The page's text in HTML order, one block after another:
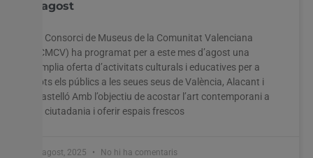
l’agost
El Consorci de Museus de la Comunitat Valenciana
(CMCV) ha programat per a este mes d’agost una
àmplia oferta d’activitats culturals i educatives per a
tots els públics a les seues seus de València, Alacant i
Castelló Amb l’objectiu de acostar l’art contemporani a
la ciutadania i oferir espais frescos
8 agost, 2025 No hi ha comentaris